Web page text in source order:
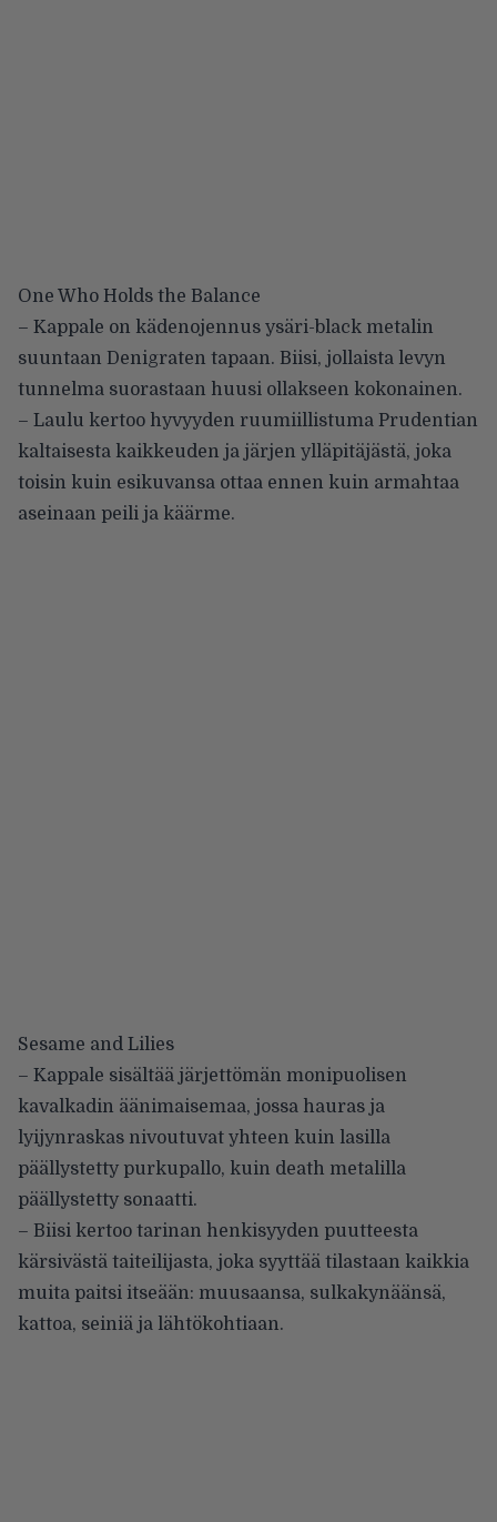
One Who Holds the Balance
– Kappale on kädenojennus ysäri-black metalin
suuntaan Denigraten tapaan. Biisi, jollaista levyn
tunnelma suorastaan huusi ollakseen kokonainen.
– Laulu kertoo hyvyyden ruumiillistuma Prudentian
kaltaisesta kaikkeuden ja järjen ylläpitäjästä, joka
toisin kuin esikuvansa ottaa ennen kuin armahtaa
aseinaan peili ja käärme.
Sesame and Lilies
– Kappale sisältää järjettömän monipuolisen
kavalkadin äänimaisemaa, jossa hauras ja
lyijynraskas nivoutuvat yhteen kuin lasilla
päällystetty purkupallo, kuin death metalilla
päällystetty sonaatti.
– Biisi kertoo tarinan henkisyyden puutteesta
kärsivästä taiteilijasta, joka syyttää tilastaan kaikkia
muita paitsi itseään: muusaansa, sulkakynäänsä,
kattoa, seiniä ja lähtökohtiaan.